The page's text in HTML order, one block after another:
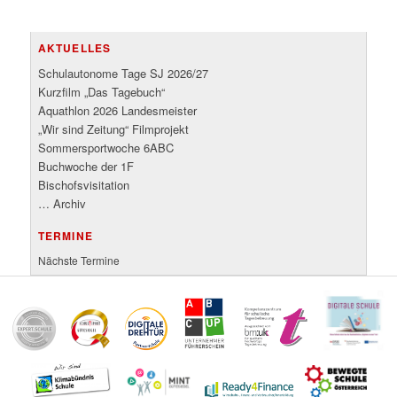
AKTUELLES
Schulautonome Tage SJ 2026/27
Kurzfilm „Das Tagebuch“
Aquathlon 2026 Landesmeister
„Wir sind Zeitung“ Filmprojekt
Sommersportwoche 6ABC
Buchwoche der 1F
Bischofsvisitation
… Archiv
TERMINE
Nächste Termine